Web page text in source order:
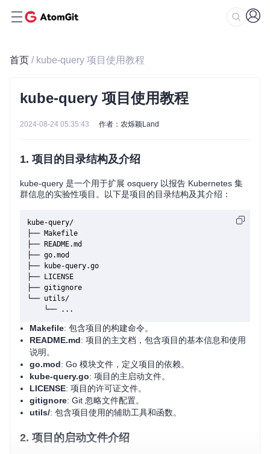
首页 / kube-query 项目使用教程
kube-query 项目使用教程
2024-08-24 05:35:43 作者：农烁颖Land
1. 项目的目录结构及介绍
kube-query 是一个用于扩展 osquery 以报告 Kubernetes 集
群信息的实验性项目。以下是项目的目录结构及其介绍：
kube-query/
├── Makefile
├── README.md
├── go.mod
├── kube-query.go
├── LICENSE
├── gitignore
└── utils/
Makefile: 包含项目的构建命令。
README.md: 项目的主文档，包含项目的基本信息和使用
说明。
go.mod: Go 模块文件，定义项目的依赖。
kube-query.go: 项目的主启动文件。
LICENSE: 项目的许可证文件。
gitignore: Git 忽略文件配置。
utils/: 包含项目使用的辅助工具和函数。
2. 项目的启动文件介绍